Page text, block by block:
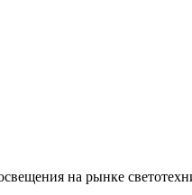
на рынке